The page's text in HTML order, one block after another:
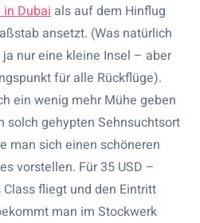
in Dubai als auf dem Hinflug
ansetzt. (Was natürlich
nur eine kleine Insel – aber
für alle Rückflüge).
ein wenig mehr Mühe geben
solch gehypten Sehnsuchtsort
man sich einen schöneren
vorstellen. Für 35 USD –
fliegt und den Eintritt
man im Stockwerk